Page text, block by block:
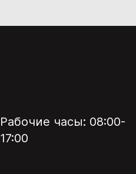
Рабочие часы: 08:00-
17:00